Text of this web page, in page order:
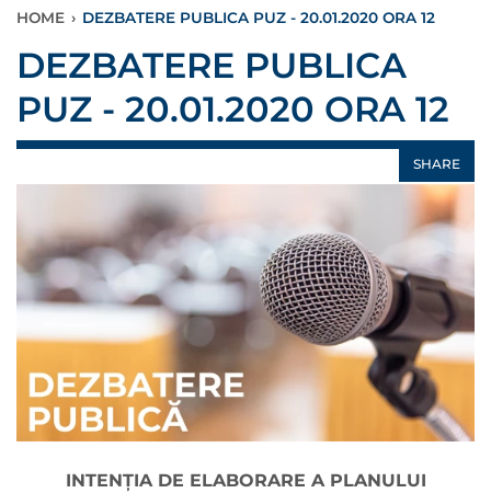
HOME › DEZBATERE PUBLICA PUZ - 20.01.2020 ORA 12
DEZBATERE PUBLICA
PUZ - 20.01.2020 ORA 12
SHARE
INTENŢIA DE ELABORARE A PLANULUI